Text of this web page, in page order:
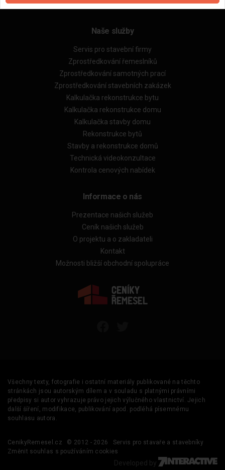
Naše excelové tabulky online
Naše služby
Servis pro stavební firmy
Zprostředkování řemeslníků
Zprostředkování samotných prací
Zprostředkování stavebních zakázek
Kalkulačka rekonstrukce bytu
Kalkulačka rekonstrukce domu
Kalkulačka stavby domu
Rekonstrukce bytů
Stavby a rekonstrukce domů
Technická videokonzultace
Kontrola cenových nabídek
Informace o nás
Prezentace našich služeb
Ceník našich služeb
O projektu a o zakladateli
Kontakt
Možnosti bližší obchodní spolupráce
Všechny texty, fotografie i ostatní materiály publikované na těchto
stránkách jsou autorským dílem a v souladu s platnými právními
předpisy si autor vyhrazuje právo jejich výlučného vlastnictví. Jejich
další šíření, modifikace, publikování apod. podléhá písemnému
souhlasu autora.
CenikyRemesel.cz © 2012 - 2026
Servis pro stavaře a stavebníky
Změnit souhlas s používáním cookies
Developed by